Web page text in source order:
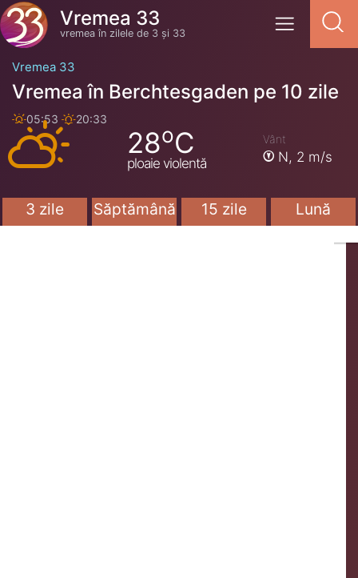
Vremea 33
vremea în zilele de 3 și 33
Vremea 33
Vremea în Berchtesgaden pe 10 zile
05:53 20:33
28oC
ploaie violentă
Vânt
N, 2 m/s
3 zile Săptămână 15 zile Lună